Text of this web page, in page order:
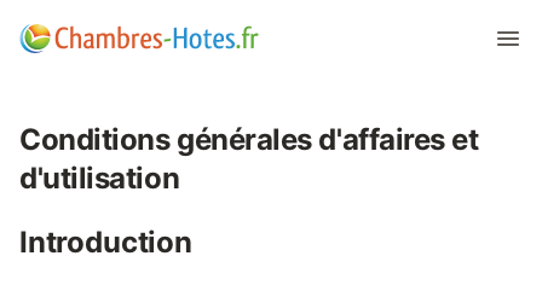
Conditions générales d'affaires et
d'utilisation
Introduction